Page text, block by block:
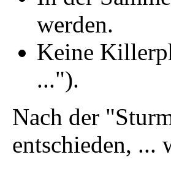
werden.
Keine
...").
Nach der
entschieden, ...